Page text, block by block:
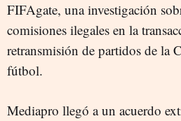
FIFAgate, una investigación
comisiones ilegales en la
retransmisión de partidos de la
fútbol.
Mediapro llegó a un acuerdo